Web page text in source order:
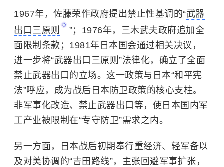
1967年，佐藤荣作政府提出禁止性基调的“武器
出口三原则
”；1976年，三木武夫政府追加全
面限制条款；1981年日本国会通过相关决议，
进一步将“武器出口三原则”法律化，确立了全面
禁止武器出口的立场。这一政策与日本“和平宪
法”呼应，成为战后日本防卫政策的核心支柱。
非军事化改造、禁止武器出口等，使日本国内军
工产业被限制在“专守防卫”需求之内。
另一方面，日本战后初期奉行重经济、轻军备以
及对美协调的“吉田路线”，主张回避军事扩张，